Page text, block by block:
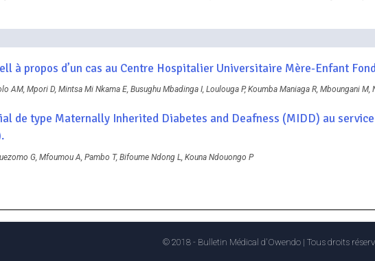
à propos d’un cas au Centre Hospitalier Universitaire Mère-Enfant
AM, Mpori D, Mintsa Mi Nkama E, Busughu Mbadinga I, Loulouga P, Koumba Maniaga R, Mboungani
de type Maternally Inherited Diabetes and Deafness (MIDD) au
G, Mfoumou A, Pambo T, Bifoume Ndong L, Kouna Ndouongo P
© 2018 - Bulletin Médical d'Owendo | Tous droits